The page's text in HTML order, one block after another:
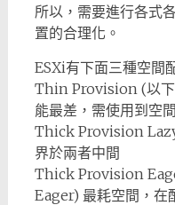
所以，需要進行各式
置的合理化。
ESXi有下面三種空間
Thin Provision (以
能最差，需使用到空
Thick Provision
界於兩者中間
Thick Provision
Eager) 最耗空間，在